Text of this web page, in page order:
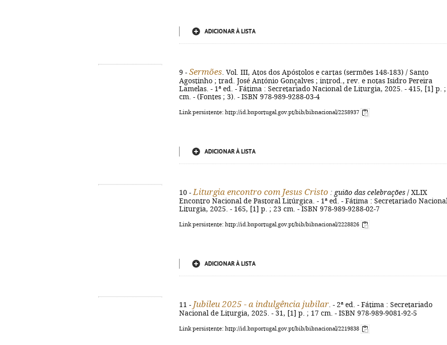
ADICIONAR À LISTA
9 - Sermões . Vol. III, Atos dos Apóstolos e cartas (sermões 148-183) / Santo
Agostinho ; trad. José António Gonçalves ; introd., rev. e notas Isidro Pereira
Lamelas. - 1ª ed. - Fátima : Secretariado Nacional de Liturgia, 2025. - 415, [1] p.
cm. - (Fontes ; 3). - ISBN 978-989-9288-03-4
Link persistente: http://id.bnportugal.gov.pt/bib/bibnacional/2258937
ADICIONAR À LISTA
10 - Liturgia encontro com Jesus Cristo : guião das celebrações / XLIX
Encontro Nacional de Pastoral Litúrgica. - 1ª ed. - Fátima : Secretariado
Liturgia, 2025. - 165, [1] p. ; 23 cm. - ISBN 978-989-9288-02-7
Link persistente: http://id.bnportugal.gov.pt/bib/bibnacional/2228826
ADICIONAR À LISTA
11 - Jubileu 2025 - a indulgência jubilar . - 2ª ed. - Fátima : Secretariado
Nacional de Liturgia, 2025. - 31, [1] p. ; 17 cm. - ISBN 978-989-9081-92-5
Link persistente: http://id.bnportugal.gov.pt/bib/bibnacional/2219838